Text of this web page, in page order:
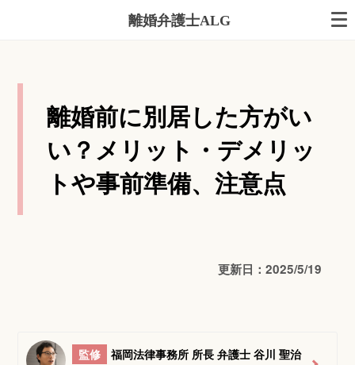
離婚弁護士ALG
離婚前に別居した方がい
い？メリット・デメリッ
トや事前準備、注意点
更新日：2025/5/19
監修
福岡法律事務所 所長 弁護士 谷川 聖治